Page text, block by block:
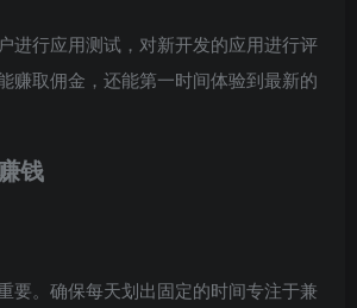
进行应用测试，对新开发的应用进行评
赚取佣金，还能第一时间体验到最新的
钱
要。确保每天划出固定的时间专注于兼